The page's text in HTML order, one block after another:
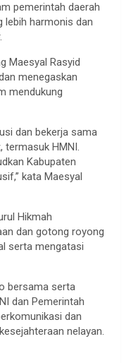
pemerintah daerah
lebih harmonis dan
Maesyal Rasyid
menegaskan
mendukung
dan bekerja sama
termasuk HMNI.
Kabupaten
kata Maesyal
Hikmah
dan gotong royong
serta mengatasi
bersama serta
dan Pemerintah
dan
nelayan.